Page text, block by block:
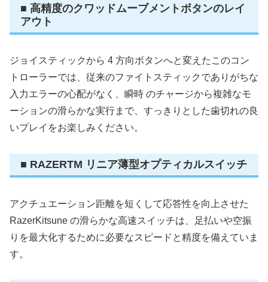
■ 高精度のクワッドムーブメントボタンのレイ
アウト
ジョイスティックから 4 方向ボタンへと変えたこのコン
トローラーでは、従来のファイトスティックでありがちな
入力エラーの心配がなく、瞬時 のチャージから複雑なモ
ーションの滑らかな実行まで、すっきりとした歯切れの良
いプレイをお楽しみください。
■ RAZERTM リニア薄型オプティカルスイッチ
アクチュエーション距離を短くして応答性を向上させた
RazerKitsune の滑らかな高速スイッチは、足払いや空振
りを最大化するために必要なスピードと精度を備えていま
す。